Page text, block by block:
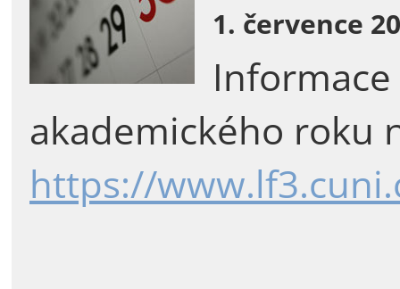
1. července
akademického roku
https://